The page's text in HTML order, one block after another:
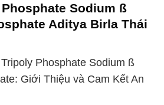
Sodium ß
Aditya Birla Thái
Phosphate Sodium ß
Giới Thiệu và Cam Kết An